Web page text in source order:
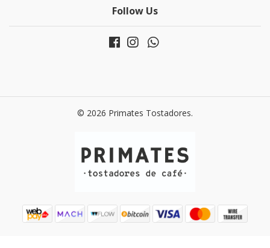
Follow Us
© 2026 Primates Tostadores.